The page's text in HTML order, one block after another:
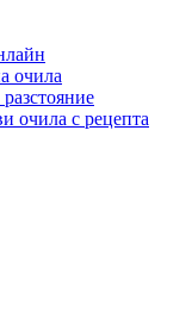
очила
очила с рецепта